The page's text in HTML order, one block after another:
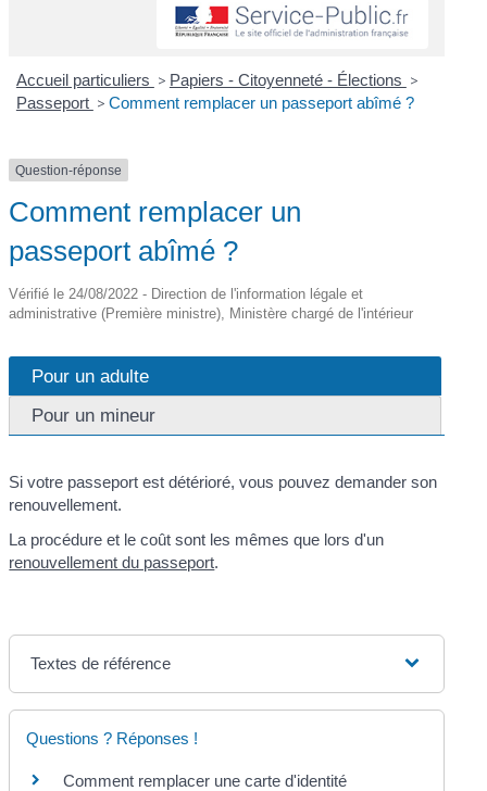
Accueil particuliers > Papiers - Citoyenneté - Élections >
Passeport > Comment remplacer un passeport abîmé ?
Question-réponse
Comment remplacer un
passeport abîmé ?
Vérifié le 24/08/2022 - Direction de l'information légale et
administrative (Première ministre), Ministère chargé de l'intérieur
Pour un adulte
Pour un mineur
Si votre passeport est détérioré, vous pouvez demander son
renouvellement.
La procédure et le coût sont les mêmes que lors d'un
renouvellement du passeport.
Textes de référence
Questions ? Réponses !
Comment remplacer une carte d'identité